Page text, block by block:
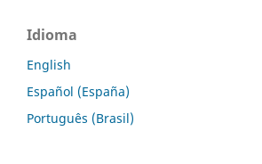
Idioma
English
Español (España)
Português (Brasil)